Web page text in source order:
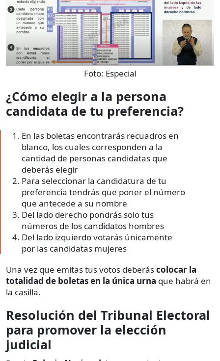
Foto: Especial
¿Cómo elegir a la persona
candidata de tu preferencia?
En las boletas encontrarás recuadros en
blanco, los cuales corresponden a la
cantidad de personas candidatas que
deberás elegir
Para seleccionar la candidatura de tu
preferencia tendrás que poner el número
que antecede a su nombre
Del lado derecho pondrás solo tus
números de los candidatos hombres
Del lado izquierdo votarás únicamente
por las candidatas mujeres
Una vez que emitas tus votos deberáscolocar la
totalidad de boletas en la única urna que habrá en
la casilla.
Resolución del Tribunal Electoral
para promover la elección
judicial